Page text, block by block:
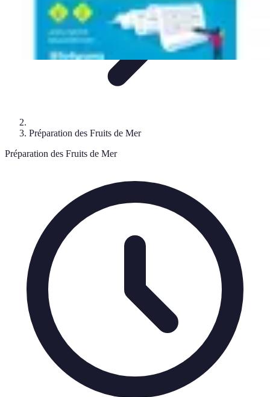
Préparation des Fruits de Mer
Préparation des Fruits de Mer